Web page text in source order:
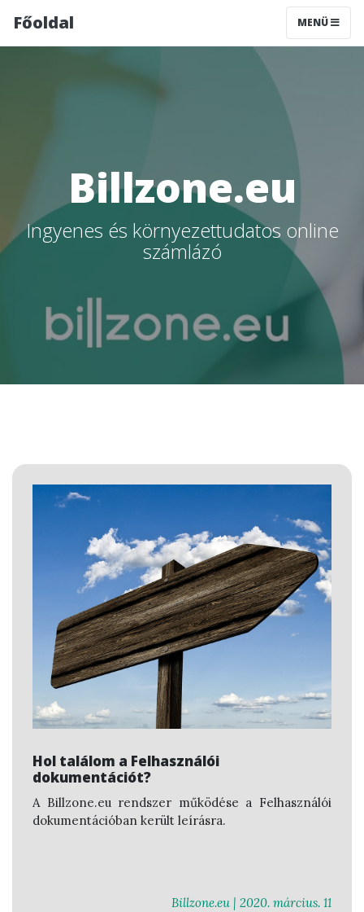
Főoldal MENÜ
Billzone.eu
Ingyenes és környezettudatos online
számlázó
Hol találom a Felhasználói
dokumentációt?
A Billzone.eu rendszer működése a Felhasználói
dokumentációban került leírásra.
Billzone.eu | 2020. március. 11